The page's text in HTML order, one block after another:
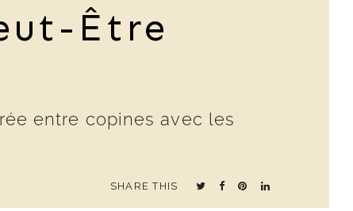
Être
entre copines avec les
SHARE THIS